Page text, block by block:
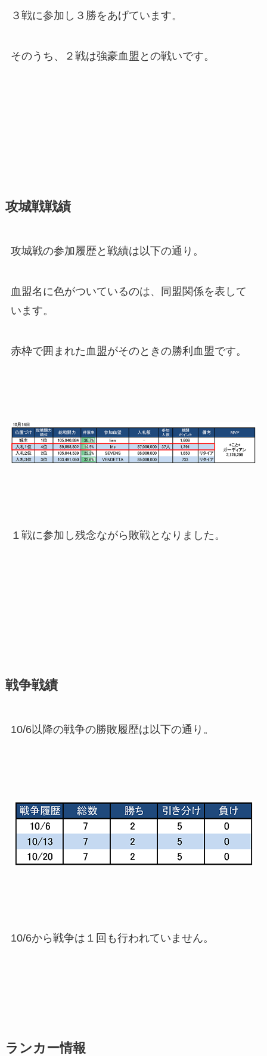
３戦に参加し３勝をあげています。
そのうち、２戦は強豪血盟との戦いです。
攻城戦戦績
攻城戦の参加履歴と戦績は以下の通り。
血盟名に色がついているのは、同盟関係を表して
います。
赤枠で囲まれた血盟がそのときの勝利血盟です。
１戦に参加し残念ながら敗戦となりました。
戦争戦績
10/6以降の戦争の勝敗履歴は以下の通り。
10/6から戦争は１回も行われていません。
ランカー情報